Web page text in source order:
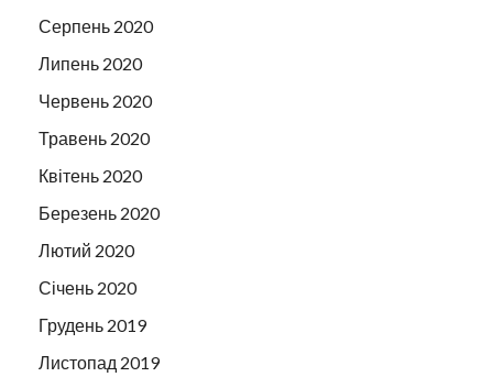
Серпень 2020
Липень 2020
Червень 2020
Травень 2020
Квітень 2020
Березень 2020
Лютий 2020
Січень 2020
Грудень 2019
Листопад 2019